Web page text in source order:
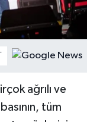
ağrılı ve
tüm